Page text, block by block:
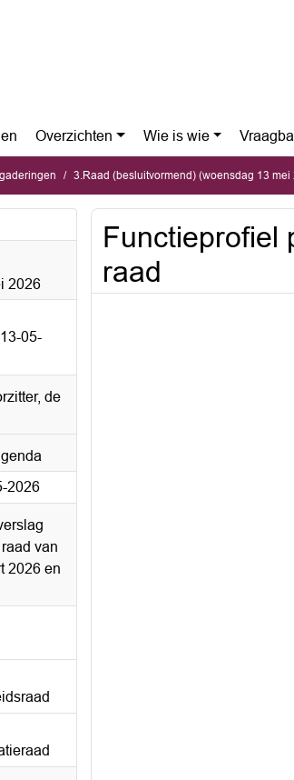
Overzichten Wie is wie
3.Raad (besluitvormend) (woensdag 13 mei
2026
05-
de
2026
van
2026 en
Functieprofiel
raad